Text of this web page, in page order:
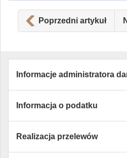
Poprzedni artykuł
Informacje administratora
Informacja o podatku
Realizacja przelewów